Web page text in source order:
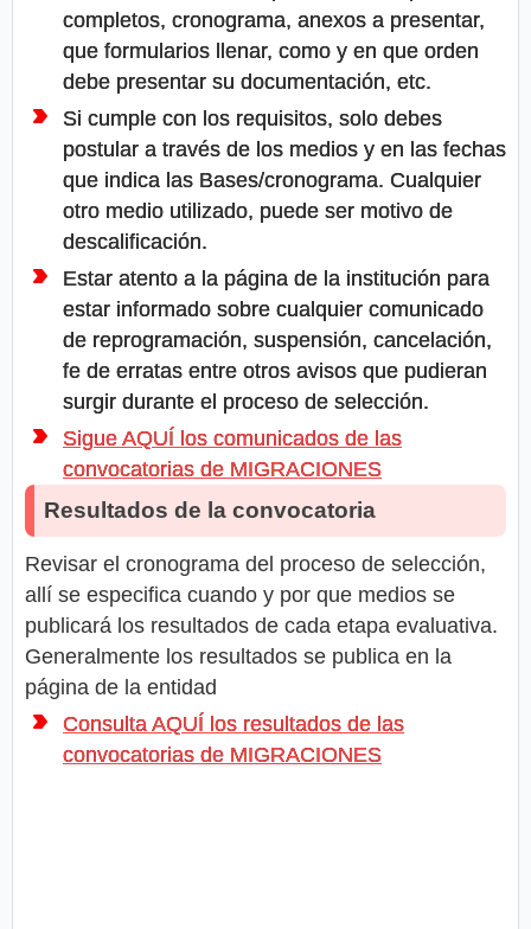
completos, cronograma, anexos a presentar,
que formularios llenar, como y en que orden
debe presentar su documentación, etc.
Si cumple con los requisitos, solo debes
postular a través de los medios y en las fechas
que indica las Bases/cronograma. Cualquier
otro medio utilizado, puede ser motivo de
descalificación.
Estar atento a la página de la institución para
estar informado sobre cualquier comunicado
de reprogramación, suspensión, cancelación,
fe de erratas entre otros avisos que pudieran
surgir durante el proceso de selección.
Sigue AQUÍ los comunicados de las
convocatorias de MIGRACIONES
Resultados de la convocatoria
Revisar el cronograma del proceso de selección,
allí se especifica cuando y por que medios se
publicará los resultados de cada etapa evaluativa.
Generalmente los resultados se publica en la
página de la entidad
Consulta AQUÍ los resultados de las
convocatorias de MIGRACIONES